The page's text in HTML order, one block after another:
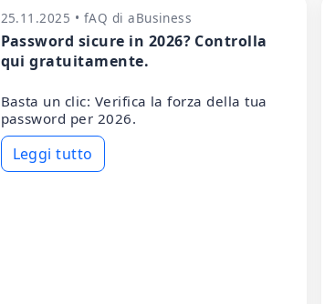
25.11.2025 • fAQ di aBusiness
Password sicure in 2026? Controlla
qui gratuitamente.
Basta un clic: Verifica la forza della tua
password per 2026.
Leggi tutto